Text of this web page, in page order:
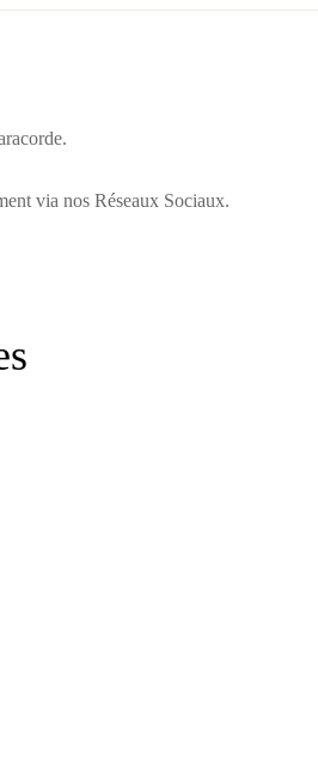
via nos Réseaux Sociaux.